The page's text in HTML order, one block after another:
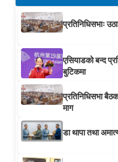
प्रतिनिधिसभाः
एसियाडको बन्द
बुटिकमा
प्रतिनिधिसभा
माग
डा थापा तथा